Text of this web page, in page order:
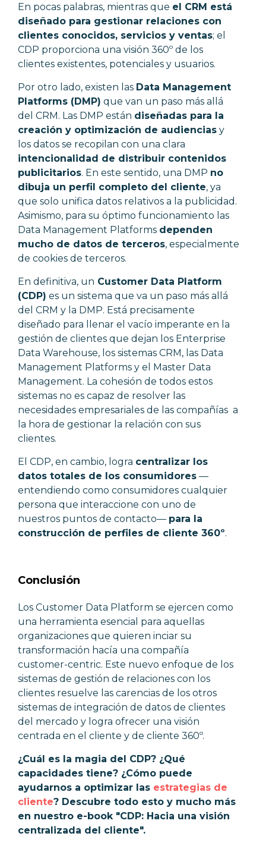
En pocas palabras, mientras que el CRM está
diseñado para gestionar relaciones con
clientes conocidos, servicios y ventas; el
CDP proporciona una visión 360º de los
clientes existentes, potenciales y usuarios.
Por otro lado, existen las Data Management
Platforms (DMP) que van un paso más allá
del CRM. Las DMP están diseñadas para la
creación y optimización de audiencias y
los datos se recopilan con una clara
intencionalidad de distribuir contenidos
publicitarios. En este sentido, una DMP no
dibuja un perfil completo del cliente, ya
que solo unifica datos relativos a la publicidad.
Asimismo, para su óptimo funcionamiento las
Data Management Platforms dependen
mucho de datos de terceros, especialmente
de cookies de terceros.
En definitiva, un Customer Data Platform
(CDP) es un sistema que va un paso más allá
del CRM y la DMP. Está precisamente
diseñado para llenar el vacío imperante en la
gestión de clientes que dejan los Enterprise
Data Warehouse, los sistemas CRM, las Data
Management Platforms y el Master Data
Management. La cohesión de todos estos
sistemas no es capaz de resolver las
necesidades empresariales de las compañías a
la hora de gestionar la relación con sus
clientes.
El CDP, en cambio, logra centralizar los
datos totales de los consumidores —
entendiendo como consumidores cualquier
persona que interaccione con uno de
nuestros puntos de contacto— para la
construcción de perfiles de cliente 360º.
Conclusión
Los Customer Data Platform se ejercen como
una herramienta esencial para aquellas
organizaciones que quieren inciar su
transformación hacía una compañía
customer-centric. Este nuevo enfoque de los
sistemas de gestión de relaciones con los
clientes resuelve las carencias de los otros
sistemas de integración de datos de clientes
del mercado y logra ofrecer una visión
centrada en el cliente y de cliente 360º.
¿Cuál es la magia del CDP? ¿Qué
capacidades tiene? ¿Cómo puede
ayudarnos a optimizar las estrategias de
cliente? Descubre todo esto y mucho más
en nuestro e-book "CDP: Hacia una visión
centralizada del cliente".